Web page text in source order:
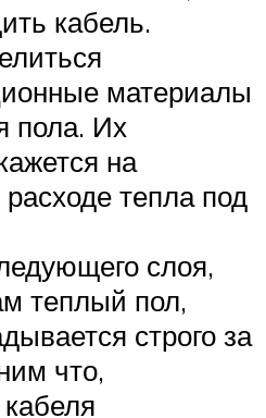
кабель.
материалы
пола. Их
на
тепла под
слоя,
теплый пол,
строго за
что,